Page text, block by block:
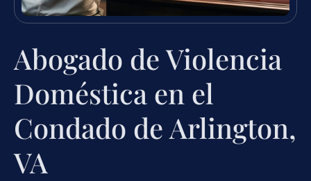
Abogado de Violencia
Doméstica en el
Condado de Arlington,
VA